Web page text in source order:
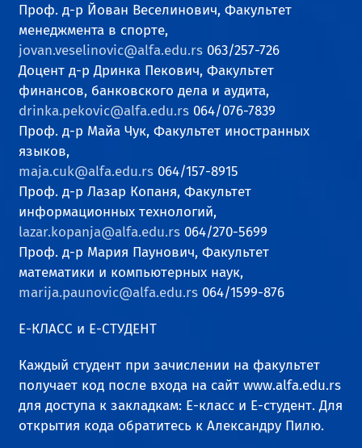
Проф. д-р Йован Веселинович, Факультет
менеджмента в спорте,
jovan.veselinovic@alfa.edu.rs 063/257-726
Доцент д-р Дринка Пекович, Факультет
финансов, банковского дела и аудита,
drinka.pekovic@alfa.edu.rs 064/076-7839
Проф. д-р Майа Чук, Факультет иностранных
языков,
maja.cuk@alfa.edu.rs 064/157-8915
Проф. д-р Лазар Копаня, Факультет
информационных технологий,
lazar.kopanja@alfa.edu.rs 064/270-5699
Проф. д-р Мария Паунович, Факультет
математики и компьютерных наук,
marija.paunovic@alfa.edu.rs 064/1599-876
Е-КЛАСС и Е-СТУДЕНТ
Каждый студент при зачислении на факультет
получает код после входа на сайт www.alfa.edu.rs
для доступа к закладкам: Е-класс и Е-студент. Для
открытия кода обратитесь к Александру Пилю.